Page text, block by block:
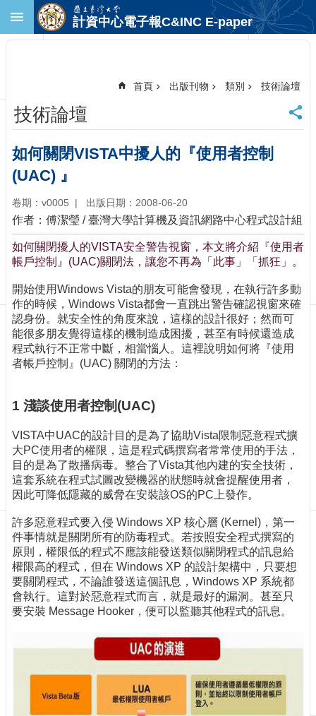
跳到主要內容區塊
首
頁
臺
大
首
計
中
首
頁
絡
資
訊
訂
閱/
取
網
導
覽
最
新
息
關
於
我
們
出
刊
計資中心電子報C&INC E-paper
首頁 出版刊物 類別 技術論壇
技術論壇
如何關閉VISTA中擾人的『使用者控制
(UAC) 』
卷期：v0005 出版日期：2008-06-20
作者：傅潔瑩 / 臺灣大學計算機及資訊網路中心程式設計組
如何關閉擾人的VISTA安全警告視窗，本文將介紹『使用者
帳戶控制』(UAC)關閉法，讓您不再為「此事」「抓狂」。
開始使用Windows Vista的朋友可能會發現，在執行許多動
作的時候，Windows Vista都會一直跳出警告確認視窗來確
認身份。就安全性的角度來說，這樣的設計很好；然而可
能很多朋友覺得這樣的機制造成困擾，甚至有時候還造成
程式執行不正常中斷，相當惱人。這裡說明如何將『使用
者帳戶控制』(UAC) 關閉的方法：
1 淺談使用者控制(UAC)
VISTA中UAC的設計目的是為了協助Vista限制惡意程式擴
大PC使用者的權限，這是程式碼撰寫者常常使用的手法，
目的是為了散播病毒。整合了Vista其他內建的安全技術，
這套系統在程式試圖改變機器的狀態時就會提醒使用者，
因此可降低隱藏的威脅在安裝該OS的PC上發作。
許多惡意程式要入侵 Windows XP 核心層 (Kernel)，第一
件事情就是關閉所有的防毒程式。若按照安全程式撰寫的
原則，權限低的程式不應該能發送類似關閉程式的訊息給
權限高的程式，但在 Windows XP 的設計架構中，只要想
要關閉程式，不論誰發送這個訊息，Windows XP 系統都
會執行。這對於惡意程式而言，就是最好的漏洞。甚至只
要安裝 Message Hooker，便可以監聽其他程式的訊息。